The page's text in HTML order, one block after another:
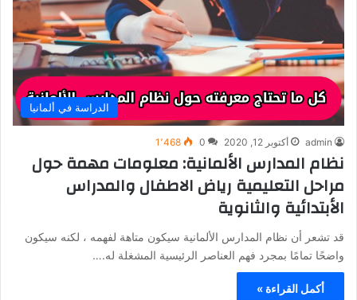
الدراسة في ألمانيا
admin أكتوبر 12, 2020 0 1٬468
نظام المدارس الألمانية: معلومات مهمة حول
مراحل التعليمية رياض الاطفال والمدراس
الأبتدائية والثانوية
قد تشعر أن نظام المدارس الألمانية سيكون متاهة لفهمه ، لكنه سيكون
واضحًا تمامًا بمجرد فهم العناصر الرئيسية المشغلة له.…
أكمل القراءة »